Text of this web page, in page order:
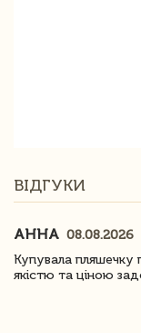
ВІДГУКИ
АННА 08.08.2026
Купувала пляшечку
якістю та ціною